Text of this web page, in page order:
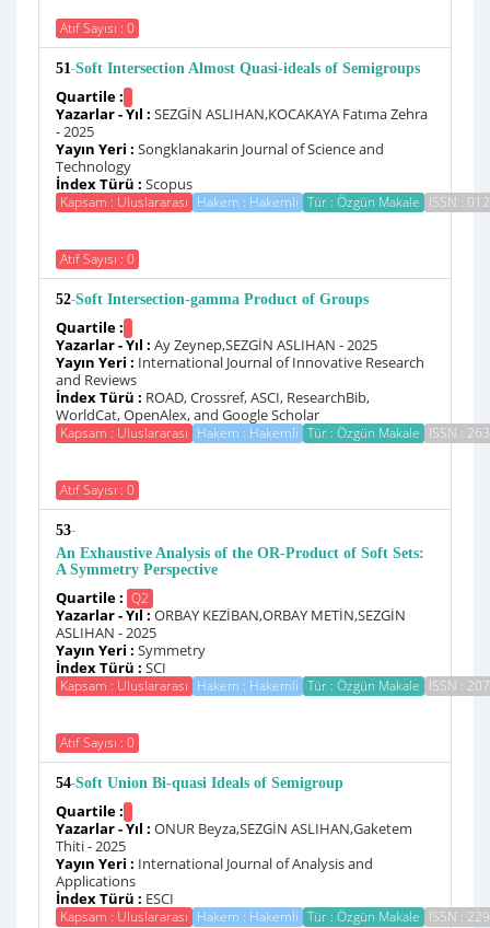
Atıf Sayısı : 0
51-Soft Intersection Almost Quasi-ideals of Semigroups
Quartile :
Yazarlar - Yıl : SEZGİN ASLIHAN,KOCAKAYA Fatıma Zehra
- 2025
Yayın Yeri : Songklanakarin Journal of Science and
Technology
İndex Türü : Scopus
Kapsam : Uluslararası Hakem : Hakemli Tür : Özgün Makale ISSN :
Atıf Sayısı : 0
52-Soft Intersection-gamma Product of Groups
Quartile :
Yazarlar - Yıl : Ay Zeynep,SEZGİN ASLIHAN - 2025
Yayın Yeri : International Journal of Innovative Research
and Reviews
İndex Türü : ROAD, Crossref, ASCI, ResearchBib,
WorldCat, OpenAlex, and Google Scholar
Kapsam : Uluslararası Hakem : Hakemli Tür : Özgün Makale ISSN :
Atıf Sayısı : 0
53-
An Exhaustive Analysis of the OR‑Product of Soft Sets:
A Symmetry Perspective
Quartile : Q2
Yazarlar - Yıl : ORBAY KEZİBAN,ORBAY METİN,SEZGİN
ASLIHAN - 2025
Yayın Yeri : Symmetry
İndex Türü : SCI
Kapsam : Uluslararası Hakem : Hakemli Tür : Özgün Makale ISSN :
Atıf Sayısı : 0
54-Soft Union Bi-quasi Ideals of Semigroup
Quartile :
Yazarlar - Yıl : ONUR Beyza,SEZGİN ASLIHAN,Gaketem
Thiti - 2025
Yayın Yeri : International Journal of Analysis and
Applications
İndex Türü : ESCI
Kapsam : Uluslararası Hakem : Hakemli Tür : Özgün Makale ISSN :